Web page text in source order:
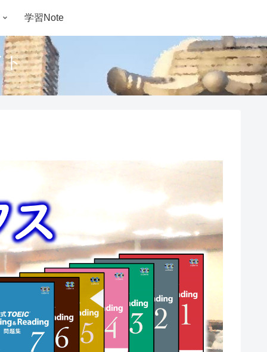
ト
学習Note